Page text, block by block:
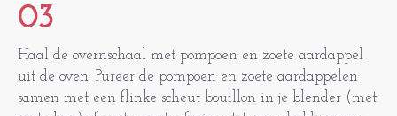
03
Haal de overnschaal met pompoen en zoete aardappel
uit de oven. Pureer de pompoen en zoete aardappelen
samen met een flinke scheut bouillon in je blender (met